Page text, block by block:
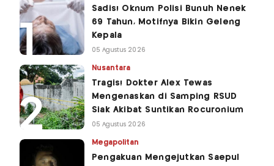
Sadis! Oknum Polisi Bunuh Nenek
69 Tahun, Motifnya Bikin Geleng
Kepala
05 Agustus 2026
Nusantara
Tragis! Dokter Alex Tewas
Mengenaskan di Samping RSUD
Siak Akibat Suntikan Rocuronium
05 Agustus 2026
Megapolitan
Pengakuan Mengejutkan Saepul